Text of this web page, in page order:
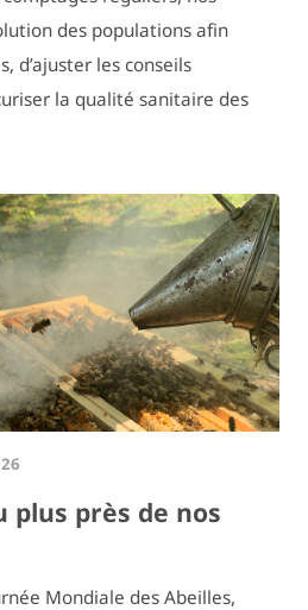
des populations afin
d’ajuster les conseils
la qualité sanitaire des
plus près de nos
Mondiale des Abeilles,